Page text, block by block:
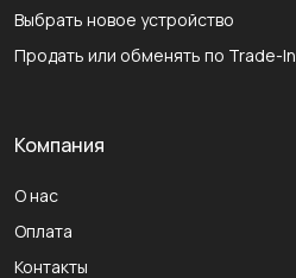
Выбрать новое устройство
Продать или обменять по Trade-In
Компания
О нас
Оплата
Контакты